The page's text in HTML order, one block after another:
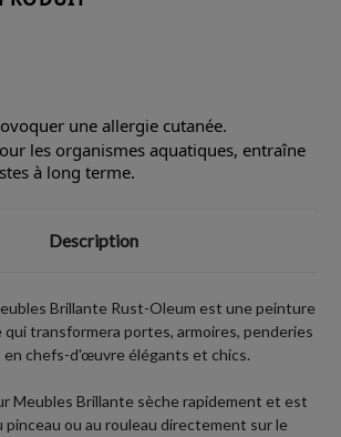
une allergie cutanée.
les organismes aquatiques, entraîne
à long terme.
Description
Brillante Rust-Oleum est une peinture
qui transformera portes, armoires, penderies
chefs-d'œuvre élégants et chics.
Meubles Brillante sèche rapidement et est
pinceau ou au rouleau directement sur le